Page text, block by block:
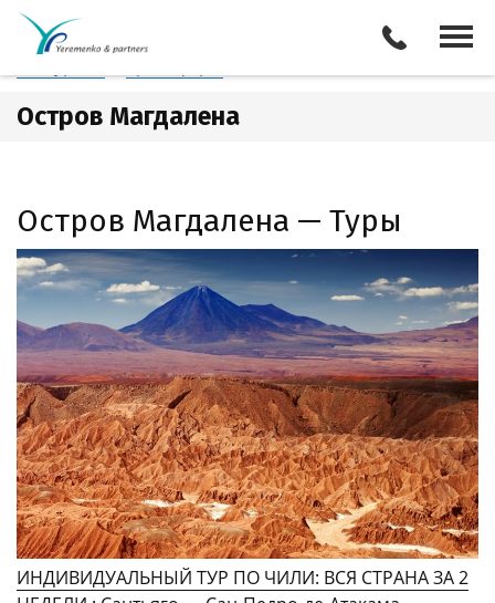
Чили
Все туры
Остров Магдалена
Остров Магдалена — Туры
ИНДИВИДУАЛЬНЫЙ ТУР ПО ЧИЛИ: ВСЯ СТРАНА ЗА 2